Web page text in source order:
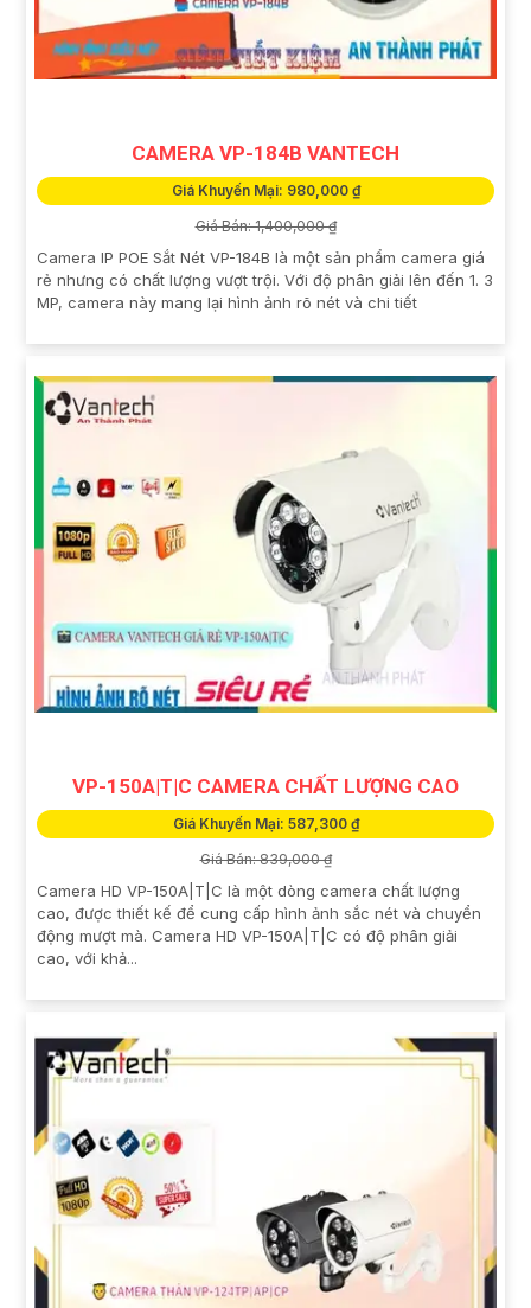
CAMERA VP-184B VANTECH
Giá Khuyến Mại: 980,000 ₫
Giá Bán: 1,400,000 ₫
Camera IP POE Sắt Nét VP-184B là một sản phẩm camera giá
rẻ nhưng có chất lượng vượt trội. Với độ phân giải lên đến 1. 3
MP, camera này mang lại hình ảnh rõ nét và chi tiết
VP-150A|T|C CAMERA CHẤT LƯỢNG CAO
Giá Khuyến Mại: 587,300 ₫
Giá Bán: 839,000 ₫
Camera HD VP-150A|T|C là một dòng camera chất lượng
cao, được thiết kế để cung cấp hình ảnh sắc nét và chuyển
động mượt mà. Camera HD VP-150A|T|C có độ phân giải
cao, với khả...